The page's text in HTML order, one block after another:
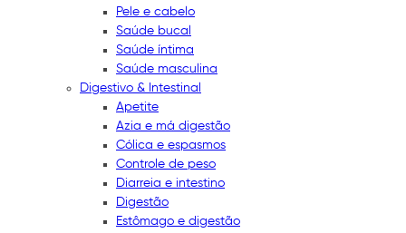
Pele e cabelo
Saúde bucal
Saúde íntima
Saúde masculina
Digestivo & Intestinal
Apetite
Azia e má digestão
Cólica e espasmos
Controle de peso
Diarreia e intestino
Digestão
Estômago e digestão